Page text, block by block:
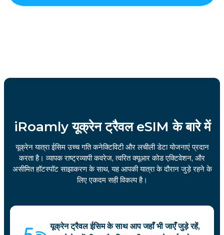
iRoamly यूक्रेन ट्रैवल eSIM के बारे में
यूक्रेन यात्रा ईसिम उच्च गति कनेक्टिविटी और लचीली डेटा योजनाएं प्रदान
करता है। व्यापक राष्ट्रव्यापी कवरेज, त्वरित क्यूआर कोड एक्टिवेशन, और
असीमित हॉटस्पॉट साझाकरण के साथ, यह आपकी यात्रा के दौरान जुड़े रहने के
लिए एकदम सही विकल्प है।
यूक्रेन ट्रैवल ईसिम के साथ आप जहाँ भी जाएँ जुड़े रहें,